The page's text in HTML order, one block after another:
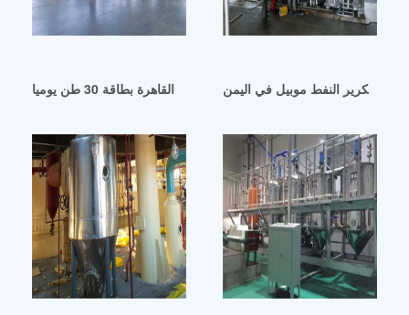
مصنع تكرير زيت نخالة الأرز في القاهرة بطاقة 30 طن يوميا
تكرير النفط موبيل في اليمن